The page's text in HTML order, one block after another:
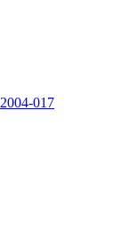
2004-017